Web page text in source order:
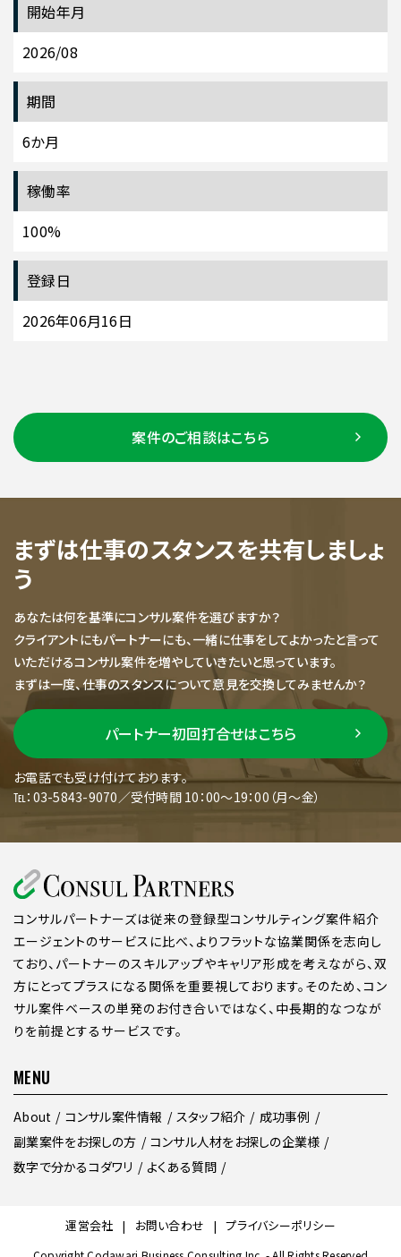
開始年月
2026/08
期間
6か月
稼働率
100%
登録日
2026年06月16日
案件のご相談はこちら
まずは仕事のスタンスを共有しましょ
う
あなたは何を基準にコンサル案件を選びますか？
クライアントにもパートナーにも、一緒に仕事をしてよかったと言って
いただけるコンサル案件を増やしていきたいと思っています。
まずは一度、仕事のスタンスについて意見を交換してみませんか？
パートナー初回打合せはこちら
お電話でも受け付けております。
℡：03-5843-9070／受付時間 10：00～19：00（月～金）
コンサルパートナーズは従来の登録型コンサルティング案件紹介
エージェントのサービスに比べ、よりフラットな協業関係を志向し
ており、パートナーのスキルアップやキャリア形成を考えながら、双
方にとってプラスになる関係を重要視しております。そのため、コン
サル案件ベースの単発のお付き合いではなく、中長期的なつなが
りを前提とするサービスです。
MENU
About コンサル案件情報 スタッフ紹介
成功事例
副業案件をお探しの方
コンサル人材をお探しの企業様
数字で分かるコダワリ
よくある質問
運営会社 お問い合わせ プライバシーポリシー